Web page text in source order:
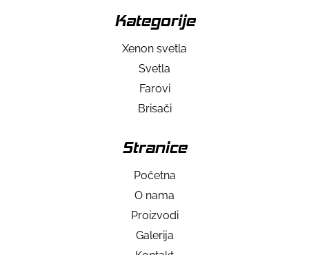
Kategorije
Xenon svetla
Svetla
Farovi
Brisači
Stranice
Početna
O nama
Proizvodi
Galerija